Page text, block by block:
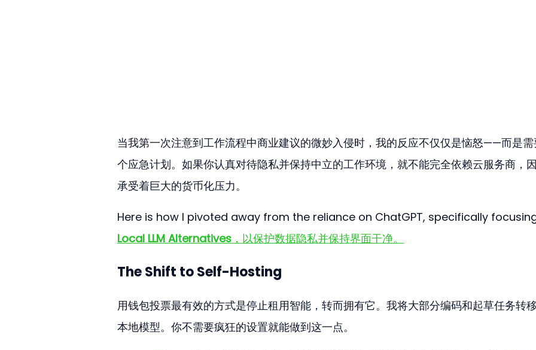
当我第一次注意到工作流程中商业建议的微妙入侵时，我的反应不仅仅是恼怒——而是需
个应急计划。如果你认真对待隐私并保持中立的工作环境，就不能完全依赖云服务商，
承受着巨大的货币化压力。
Here is how I pivoted away from the reliance on ChatGPT, specifically
Local LLM Alternatives ，以保护数据隐私并保持界面干净。
The Shift to Self-Hosting
用钱包投票最有效的方式是停止租用智能，转而拥有它。我将大部分编码和起草任务转
本地模型。你不需要疯狂的设置就能做到这一点。